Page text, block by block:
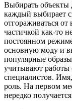
Выбирать объекты
каждый выбирает
отгораживаться от
частичкой как-то
постоянном
основную моду и
популярные
учитывают
специалистов.
роль. На первом
нередко